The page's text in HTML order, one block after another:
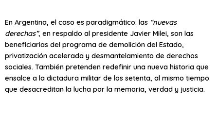
En Argentina, el caso es paradigmático: las “nuevas
derechas”, en respaldo al presidente Javier Milei, son las
beneficiarias del programa de demolición del Estado,
privatización acelerada y desmantelamiento de derechos
sociales. También pretenden redefinir una nueva historia que
ensalce a la dictadura militar de los setenta, al mismo tiempo
que desacreditan la lucha por la memoria, verdad y justicia.